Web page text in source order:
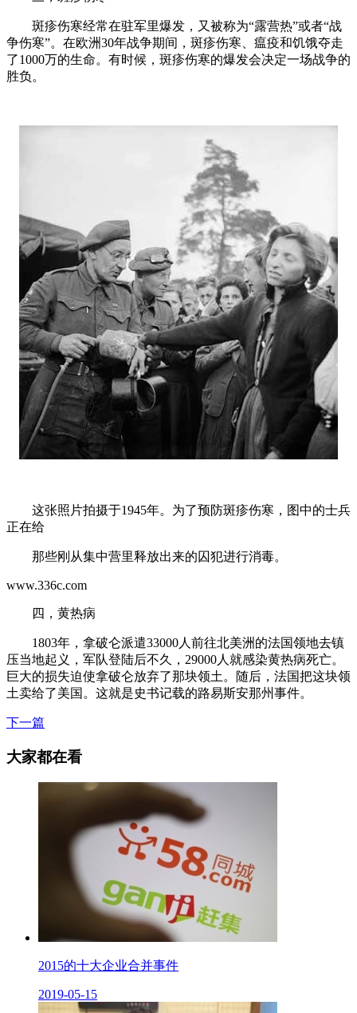
斑疹伤寒经常在驻军里爆发，又被称为“露营热”或者“战
争伤寒”。在欧洲30年战争期间，斑疹伤寒、瘟疫和饥饿夺走
了1000万的生命。有时候，斑疹伤寒的爆发会决定一场战争的
胜负。
这张照片拍摄于1945年。为了预防斑疹伤寒，图中的士兵
正在给
那些刚从集中营里释放出来的囚犯进行消毒。
www.336c.com
四，黄热病
1803年，拿破仑派遣33000人前往北美洲的法国领地去镇
压当地起义，军队登陆后不久，29000人就感染黄热病死亡。
巨大的损失迫使拿破仑放弃了那块领土。随后，法国把这块领
土卖给了美国。这就是史书记载的路易斯安那州事件。
下一篇
大家都在看
2015的十大企业合并事件
2019-05-15